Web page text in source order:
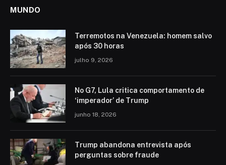
MUNDO
Terremotos na Venezuela: homem salvo
após 30 horas
julho 9, 2026
No G7, Lula critica comportamento de
‘imperador’ de Trump
junho 18, 2026
Trump abandona entrevista após
perguntas sobre fraude